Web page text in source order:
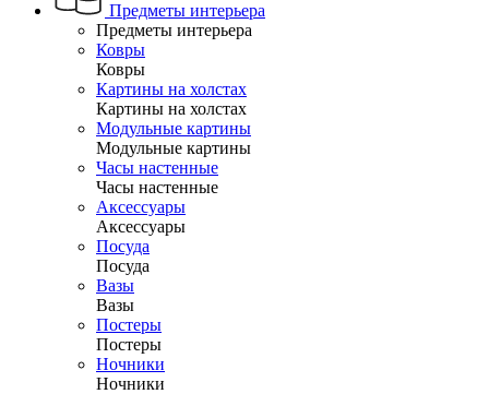
Предметы интерьера
Предметы интерьера
Ковры
Ковры
Картины на холстах
Картины на холстах
Модульные картины
Модульные картины
Часы настенные
Часы настенные
Аксессуары
Аксессуары
Посуда
Посуда
Вазы
Вазы
Постеры
Постеры
Ночники
Ночники